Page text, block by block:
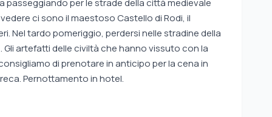
per le strade della città medievale
ci sono il maestoso Castello di Rodi, il
Nel tardo pomeriggio, perdersi nelle stradine della
artefatti delle civiltà che hanno vissuto con la
di prenotare in anticipo per la cena in
Pernottamento in hotel.